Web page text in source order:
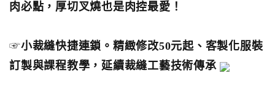
肉必點，厚切叉燒也是肉控最愛！
☞小裁縫快捷連鎖。精緻修改50元起、客製化服裝
訂製與課程教學，延續裁縫工藝技術傳承